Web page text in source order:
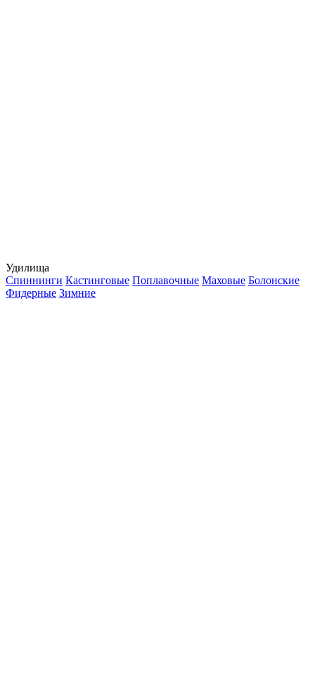
Удилища
Спиннинги Кастинговые Поплавочные Маховые Болонские
Фидерные Зимние